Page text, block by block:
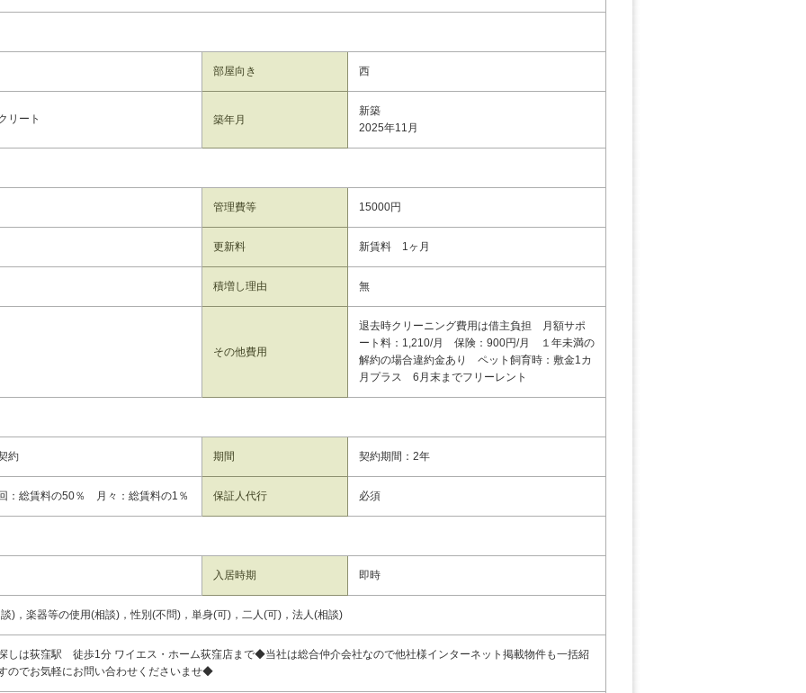
部屋向き 西
リート 築年月
新築
2025年11月
管理費等 15000円
更新料 新賃料 1ヶ月
積増し理由 無
その他費用
退去時クリーニング費用は借主負担 月額サポ
ート料：1,210/月 保険：900円/月 １年未満の
解約の場合違約金あり ペット飼育時：敷金1カ
月プラス 6月末までフリーレント
約 期間 契約期間：2年
：総賃料の50％ 月々：総賃料の1％ 保証人代行 必須
入居時期 即時
)，楽器等の使用(相談)，性別(不問)，単身(可)，二人(可)，法人(相談)
しは荻窪駅 徒歩1分 ワイエス・ホーム荻窪店まで◆当社は総合仲介会社なので他社様インターネット掲載物件も一括紹
のでお気軽にお問い合わせくださいませ◆